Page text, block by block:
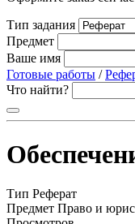
Тип задания
Предмет
Ваше имя
Готовые работы /
Что найти?
Тип Реферат
Предмет Право и